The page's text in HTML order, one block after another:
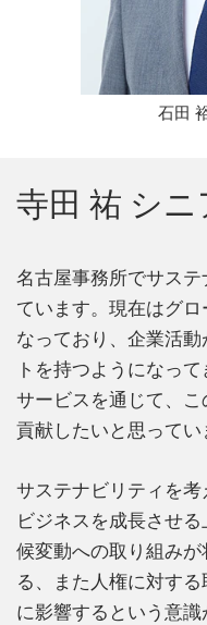
石田
寺田 祐 シ
名古屋事務所でサス
ています。現在はグ
なっており、企業活
トを持つようになっ
サービスを通じて、
貢献したいと思ってい
サステナビリティを
ビジネスを成長させ
候変動への取り組み
る、また人権に対す
に影響するという意